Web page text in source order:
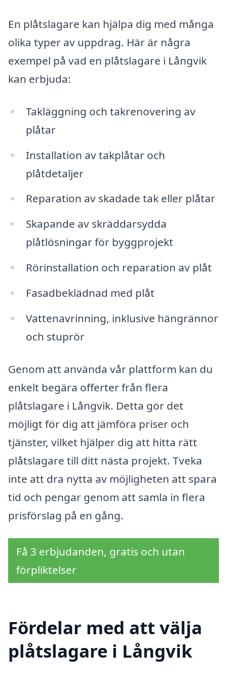
En plåtslagare kan hjälpa dig med många
olika typer av uppdrag. Här är några
exempel på vad en plåtslagare i Långvik
kan erbjuda:
Takläggning och takrenovering av
plåtar
Installation av takplåtar och
plåtdetaljer
Reparation av skadade tak eller plåtar
Skapande av skräddarsydda
plåtlösningar för byggprojekt
Rörinstallation och reparation av plåt
Fasadbeklädnad med plåt
Vattenavrinning, inklusive hängrännor
och stuprör
Genom att använda vår plattform kan du
enkelt begära offerter från flera
plåtslagare i Långvik. Detta gör det
möjligt för dig att jämföra priser och
tjänster, vilket hjälper dig att hitta rätt
plåtslagare till ditt nästa projekt. Tveka
inte att dra nytta av möjligheten att spara
tid och pengar genom att samla in flera
prisförslag på en gång.
Få 3 erbjudanden, gratis och utan
förpliktelser
Fördelar med att välja
plåtslagare i Långvik